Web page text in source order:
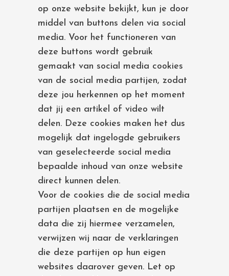
op onze website bekijkt, kun je door
middel van buttons delen via social
media. Voor het functioneren van
deze buttons wordt gebruik
gemaakt van social media cookies
van de social media partijen, zodat
deze jou herkennen op het moment
dat jij een artikel of video wilt
delen. Deze cookies maken het dus
mogelijk dat ingelogde gebruikers
van geselecteerde social media
bepaalde inhoud van onze website
direct kunnen delen.
Voor de cookies die de social media
partijen plaatsen en de mogelijke
data die zij hiermee verzamelen,
verwijzen wij naar de verklaringen
die deze partijen op hun eigen
websites daarover geven. Let op